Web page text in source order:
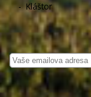
-Kláštor